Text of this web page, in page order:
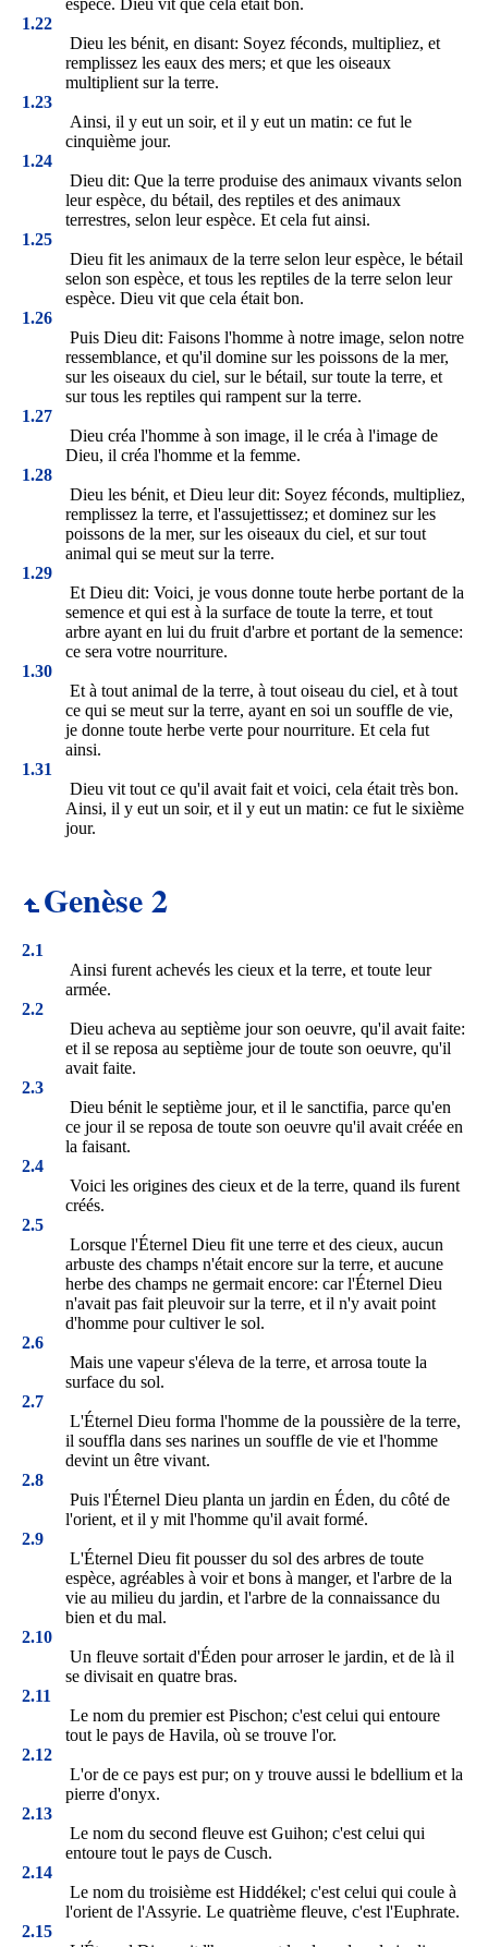
espèce. Dieu vit que cela était bon.
1.22
Dieu les bénit, en disant: Soyez féconds, multipliez, et
remplissez les eaux des mers; et que les oiseaux
multiplient sur la terre.
1.23
Ainsi, il y eut un soir, et il y eut un matin: ce fut le
cinquième jour.
1.24
Dieu dit: Que la terre produise des animaux vivants selon
leur espèce, du bétail, des reptiles et des animaux
terrestres, selon leur espèce. Et cela fut ainsi.
1.25
Dieu fit les animaux de la terre selon leur espèce, le bétail
selon son espèce, et tous les reptiles de la terre selon leur
espèce. Dieu vit que cela était bon.
1.26
Puis Dieu dit: Faisons l'homme à notre image, selon notre
ressemblance, et qu'il domine sur les poissons de la mer,
sur les oiseaux du ciel, sur le bétail, sur toute la terre, et
sur tous les reptiles qui rampent sur la terre.
1.27
Dieu créa l'homme à son image, il le créa à l'image de
Dieu, il créa l'homme et la femme.
1.28
Dieu les bénit, et Dieu leur dit: Soyez féconds, multipliez,
remplissez la terre, et l'assujettissez; et dominez sur les
poissons de la mer, sur les oiseaux du ciel, et sur tout
animal qui se meut sur la terre.
1.29
Et Dieu dit: Voici, je vous donne toute herbe portant de la
semence et qui est à la surface de toute la terre, et tout
arbre ayant en lui du fruit d'arbre et portant de la semence:
ce sera votre nourriture.
1.30
Et à tout animal de la terre, à tout oiseau du ciel, et à tout
ce qui se meut sur la terre, ayant en soi un souffle de vie,
je donne toute herbe verte pour nourriture. Et cela fut
ainsi.
1.31
Dieu vit tout ce qu'il avait fait et voici, cela était très bon.
Ainsi, il y eut un soir, et il y eut un matin: ce fut le sixième
jour.
Genèse 2
2.1
Ainsi furent achevés les cieux et la terre, et toute leur
armée.
2.2
Dieu acheva au septième jour son oeuvre, qu'il avait faite:
et il se reposa au septième jour de toute son oeuvre, qu'il
avait faite.
2.3
Dieu bénit le septième jour, et il le sanctifia, parce qu'en
ce jour il se reposa de toute son oeuvre qu'il avait créée en
la faisant.
2.4
Voici les origines des cieux et de la terre, quand ils furent
créés.
2.5
Lorsque l'Éternel Dieu fit une terre et des cieux, aucun
arbuste des champs n'était encore sur la terre, et aucune
herbe des champs ne germait encore: car l'Éternel Dieu
n'avait pas fait pleuvoir sur la terre, et il n'y avait point
d'homme pour cultiver le sol.
2.6
Mais une vapeur s'éleva de la terre, et arrosa toute la
surface du sol.
2.7
L'Éternel Dieu forma l'homme de la poussière de la terre,
il souffla dans ses narines un souffle de vie et l'homme
devint un être vivant.
2.8
Puis l'Éternel Dieu planta un jardin en Éden, du côté de
l'orient, et il y mit l'homme qu'il avait formé.
2.9
L'Éternel Dieu fit pousser du sol des arbres de toute
espèce, agréables à voir et bons à manger, et l'arbre de la
vie au milieu du jardin, et l'arbre de la connaissance du
bien et du mal.
2.10
Un fleuve sortait d'Éden pour arroser le jardin, et de là il
se divisait en quatre bras.
2.11
Le nom du premier est Pischon; c'est celui qui entoure
tout le pays de Havila, où se trouve l'or.
2.12
L'or de ce pays est pur; on y trouve aussi le bdellium et la
pierre d'onyx.
2.13
Le nom du second fleuve est Guihon; c'est celui qui
entoure tout le pays de Cusch.
2.14
Le nom du troisième est Hiddékel; c'est celui qui coule à
l'orient de l'Assyrie. Le quatrième fleuve, c'est l'Euphrate.
2.15